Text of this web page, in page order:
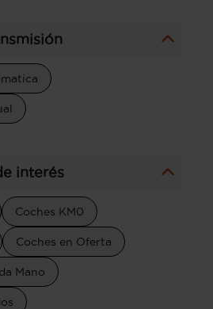
interés
Coches KM0
Coches en Oferta
Mano